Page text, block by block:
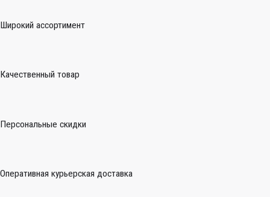
Широкий ассортимент
Качественный товар
Персональные скидки
Оперативная курьерская доставка